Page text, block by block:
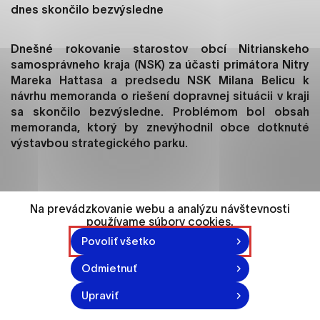
dnes skončilo bezvýsledne
Dnešné rokovanie starostov obcí Nitrianskeho
samosprávneho kraja (NSK) za účasti primátora Nitry
Mareka Hattasa a predsedu NSK Milana Belicu k
návrhu memoranda o riešení dopravnej situácii v kraji
sa skončilo bezvýsledne. Problémom bol obsah
memoranda, ktorý by znevýhodnil obce dotknuté
výstavbou strategického parku.
Hlavnými témami rokovania boli dva body týkajúce sa
strategickej investície Jaguar Land Rover v Nitre,
konkrétne dostavba križovatky v lokalite Šindolka a
opravy šestnástich úsekov ciest 2. a 3. triedy, ktoré
boli zničené pri výstavbe závodu Jaguar Land Rover.
„Chcem poďakovať predsedovi Nitrianskeho
samosprávneho kraja za iniciatívu a za zvolanie tohto
Na prevádzkovanie webu a analýzu návštevnosti
používame súbory cookies.
Povoliť všetko
Odmietnuť
Upraviť
ako je navigácia na stránke a prístup k
fungovať.
Analytické cookies
Analytické cookies pomáhajú prevádzkovateľovi
stránok pochopiť, ako návštevníci stránok stránku
používajú, aby mohol stránky optimalizovať a
konkrétnou osobou.
Označiť všetko
Uložiť nastavenia
Viac informácií